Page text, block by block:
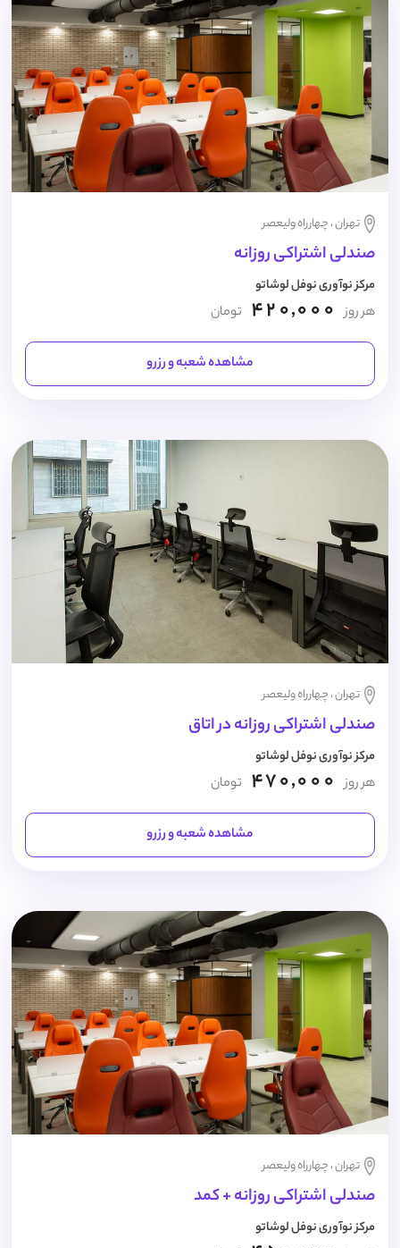
تهران ، چهارراه ولیعصر
صندلی اشتراکی روزانه
مرکز نوآوری نوفل لوشاتو
هر روز 420,000 تومان
مشاهده شعبه و رزرو
تهران ، چهارراه ولیعصر
صندلی اشتراکی روزانه در اتاق
مرکز نوآوری نوفل لوشاتو
هر روز 470,000 تومان
مشاهده شعبه و رزرو
تهران ، چهارراه ولیعصر
صندلی اشتراکی روزانه + کمد
مرکز نوآوری نوفل لوشاتو